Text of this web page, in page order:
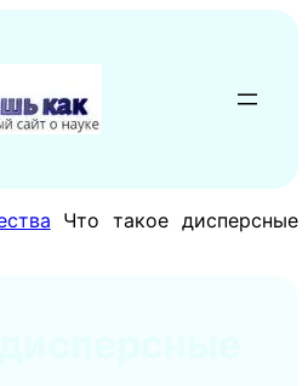
Что такое дисперсные